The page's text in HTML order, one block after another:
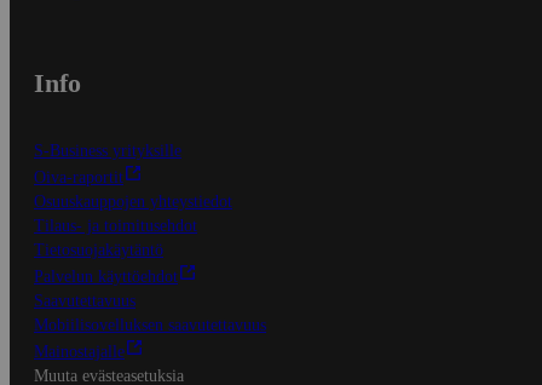
Info
S-Business yrityksille
Oiva-raportit
Osuuskauppojen yhteystiedot
Tilaus- ja toimitusehdot
Tietosuojakäytäntö
Palvelun käyttöehdot
Saavutettavuus
Mobiilisovelluksen saavutettavuus
Mainostajalle
Muuta evästeasetuksia